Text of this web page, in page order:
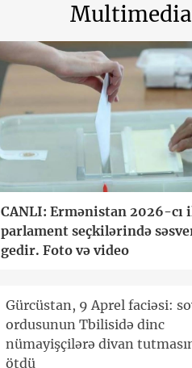
Multimedia
CANLI: Ermənistan 2026-cı
parlament seçkilərində
gedir. Foto və video
Gürcüstan, 9 Aprel faciəsi:
ordusunun Tbilisidə dinc
nümayişçilərə divan
ötdü